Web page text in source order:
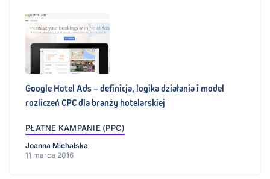
Google Hotel Ads – definicja, logika działania i model
rozliczeń CPC dla branży hotelarskiej
PŁATNE KAMPANIE (PPC)
Joanna Michalska
11 marca 2016